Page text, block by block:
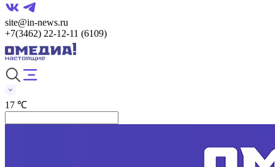
site@in-news.ru
+7(3462) 22-12-11 (6109)
17 ℃